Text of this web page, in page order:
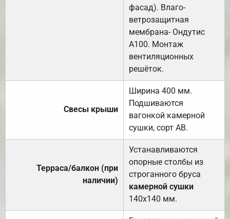
фасад). Влаго-
ветрозащитная
мембрана- Ондутис
А100. Монтаж
вентиляционных
решёток.
Свесы крыши
Ширина 400 мм.
Подшиваются
вагонкой камерной
сушки, сорт АВ.
Терраса/балкон (при
наличии)
Устанавливаются
опорные столбы из
строганного бруса
камерной сушки
140х140 мм.